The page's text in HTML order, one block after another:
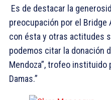
Es de destacar la
preocupación por el
con ésta y otras actitudes
podemos citar la donación
Mendoza”, trofeo instituido
Damas.”